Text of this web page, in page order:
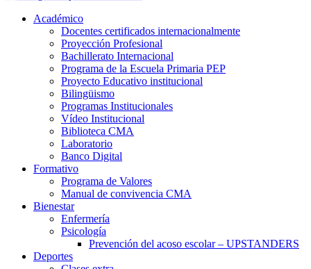
Académico
Docentes certificados internacionalmente
Proyección Profesional
Bachillerato Internacional
Programa de la Escuela Primaria PEP
Proyecto Educativo institucional
Bilingüismo
Programas Institucionales
Vídeo Institucional
Biblioteca CMA
Laboratorio
Banco Digital
Formativo
Programa de Valores
Manual de convivencia CMA
Bienestar
Enfermería
Psicología
Prevención del acoso escolar – UPSTANDERS
Deportes